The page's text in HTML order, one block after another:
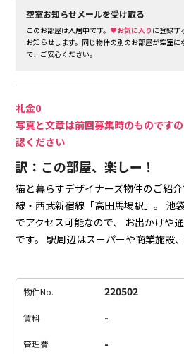
空室お知らせメールを受け取る
このお部屋は入居中です。♥お気に入り に登録す
お知らせします。同じ物件の別のお部屋が空室
で、ご安心ください。
礼金0
写真と文章は前回募集時のものです
認ください
訳：この部屋、楽しー！
猫と暮らすデザイナーズ物件のご紹介
線・西武新宿線「高田馬場駅」。
池
でアクセス可能なので、
お出かけや
です。
駅周辺はスーパーや商業施設
た住宅街にあるデザイナーズ。
喜んでくれるはず。
バルコニーに挟
的。室内設備も充実していて、快適
物件No. 220502
賃料 -
管理費 -